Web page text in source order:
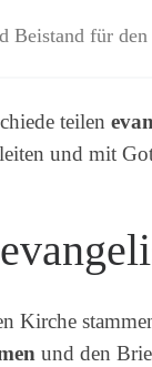
Beistand für
teilen
und mit
Kirche
und den